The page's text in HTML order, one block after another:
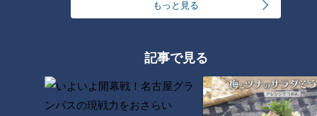
もっと見る
記事で見る
オススメ関連コンテンツ